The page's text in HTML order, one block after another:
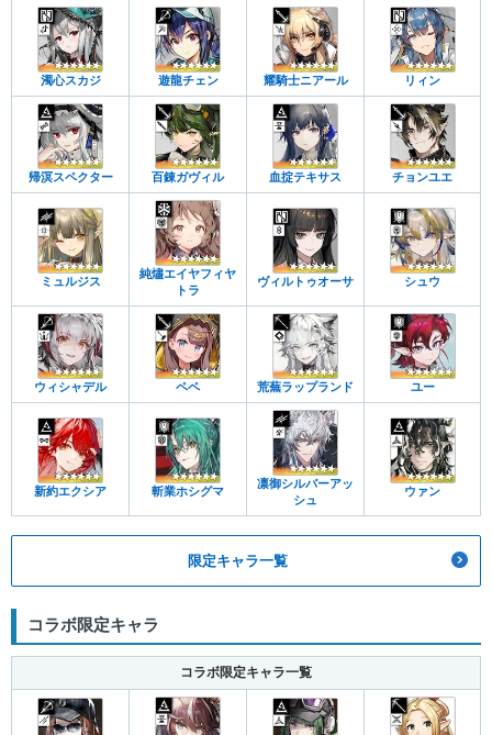
濁心スカジ 遊龍チェン 耀騎士ニアール リィン
帰溟スペクター 百錬ガヴィル 血掟テキサス チョンユエ
ミュルジス
純燼エイヤフィヤ
トラ
ヴィルトゥオーサ シュウ
ウィシャデル ペペ 荒蕪ラップランド ユー
新約エクシア 斬業ホシグマ
凛御シルバーアッ
シュ
ウァン
限定キャラ一覧
コラボ限定キャラ
コラボ限定キャラ一覧